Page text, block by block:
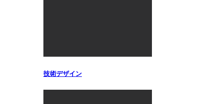
技術デザイン